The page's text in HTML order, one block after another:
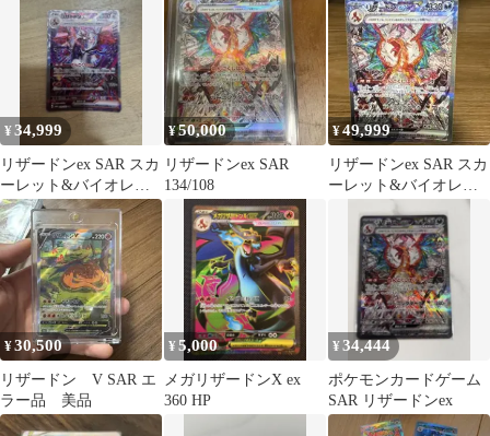
¥34,999
リザードンex SAR スカ
ーレット&バイオレッ
ト ハイクラスパック シ
ャイニ…
¥50,000
リザードンex SAR
134/108
¥49,999
リザードンex SAR スカ
ーレット&バイオレッ
ト 拡張パック 黒炎の支
配者 …
¥30,500
リザードン V SAR エ
ラー品 美品
¥5,000
メガリザードンX ex
360 HP
¥34,444
ポケモンカードゲーム
SAR リザードンex